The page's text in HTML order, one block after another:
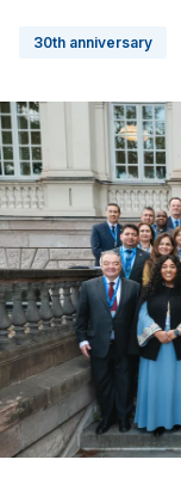
30th anniversary